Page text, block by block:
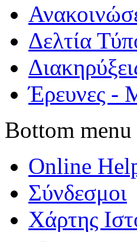
Δελτία
Έρευνες -
Bottom menu
Online
Σύνδεσμοι
Χάρτης